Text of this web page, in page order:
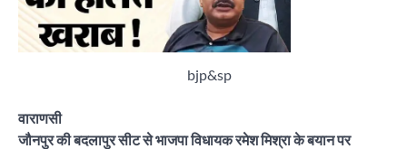
bjp&sp
वाराणसी
जौनपुर की बदलापुर सीट से भाजपा विधायक रमेश मिश्रा के बयान पर